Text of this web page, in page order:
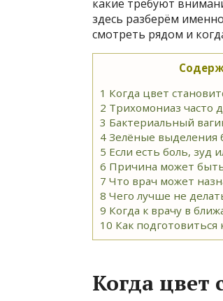
какие требуют
здесь разберём
смотреть рядом и
1 Когда цвет
2 Трихомониаз часто
3 Бактериальный
4 Зелёные выделения
5 Если есть боль, зуд
6 Причина может
7 Что врач может
8 Чего лучше не
9 Когда к врачу в
10 Как подготовиться
Когда цвет